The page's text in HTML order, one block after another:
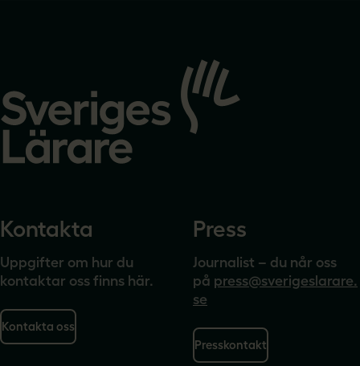
startsidan
Kontakta
Uppgifter om hur du
kontaktar oss finns här.
Kontakta oss
Press
Journalist – du når oss
på press@sverigeslarare.
se
Presskontakt